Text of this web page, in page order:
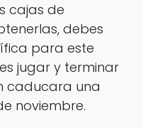
cajas de
debes
para este
jugar y terminar
caducara una
noviembre.